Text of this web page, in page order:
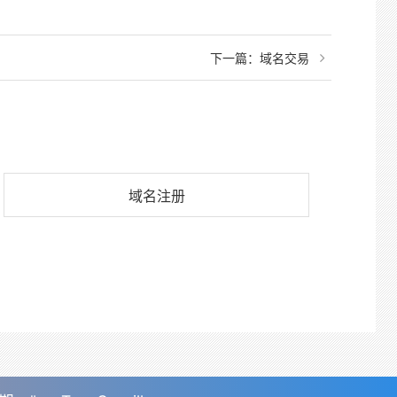
下一篇：域名交易
域名注册